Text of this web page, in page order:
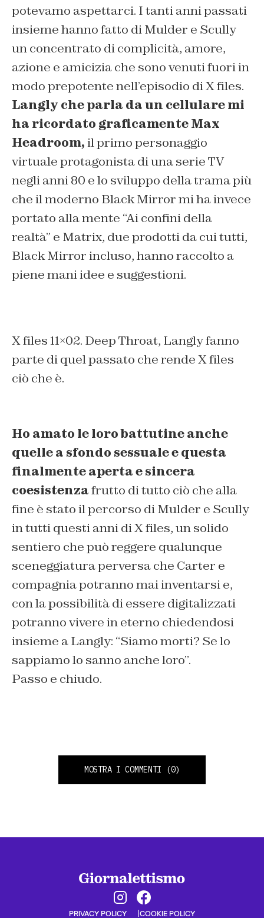
potevamo aspettarci. I tanti anni passati
insieme hanno fatto di Mulder e Scully
un concentrato di complicità, amore,
azione e amicizia che sono venuti fuori in
modo prepotente nell’episodio di X files.
Langly che parla da un cellulare mi
ha ricordato graficamente Max
Headroom,il primo personaggio
virtuale protagonista di una serie TV
negli anni 80 e lo sviluppo della trama più
che il moderno Black Mirror mi ha invece
portato alla mente “Ai confini della
realtà” e Matrix, due prodotti da cui tutti,
Black Mirror incluso, hanno raccolto a
piene mani idee e suggestioni.
X files 11×02. Deep Throat, Langly fanno
parte di quel passato che rende X files
ciò che è.
Ho amato le loro battutine anche
quelle a sfondo sessuale e questa
finalmente aperta e sincera
coesistenzafrutto di tutto ciò che alla
fine è stato il percorso di Mulder e Scully
in tutti questi anni di X files, un solido
sentiero che può reggere qualunque
sceneggiatura perversa che Carter e
compagnia potranno mai inventarsi e,
con la possibilità di essere digitalizzati
potranno vivere in eterno chiedendosi
insieme a Langly: “Siamo morti? Se lo
sappiamo lo sanno anche loro”.
Passo e chiudo.
MOSTRA I COMMENTI (0)
PRIVACY POLICY COOKIE POLICY